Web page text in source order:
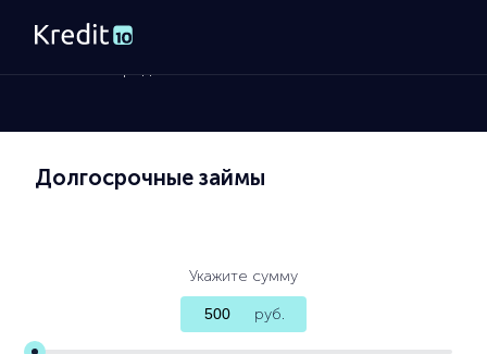
Долгосрочные займы
Укажите сумму
руб.